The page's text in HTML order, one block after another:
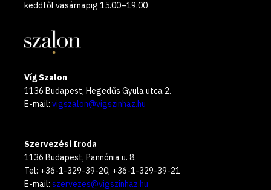
keddtől vasárnapig 15.00–19.00
Víg Szalon
1136 Budapest, Hegedűs Gyula utca 2.
E-mail: vigszalon@vigszinhaz.hu
Szervezési Iroda
1136 Budapest, Pannónia u. 8.
Tel: +36-1-329-39-20; +36-1-329-39-21
E-mail: szervezes@vigszinhaz.hu